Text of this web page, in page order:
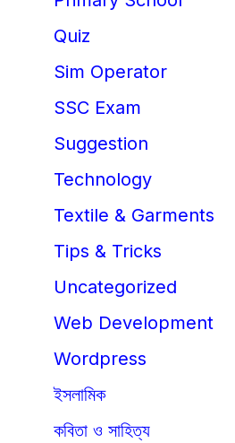
Quiz
Sim Operator
SSC Exam
Suggestion
Technology
Textile & Garments
Tips & Tricks
Uncategorized
Web Development
Wordpress
ইসলামিক
কবিতা ও সাহিত্য